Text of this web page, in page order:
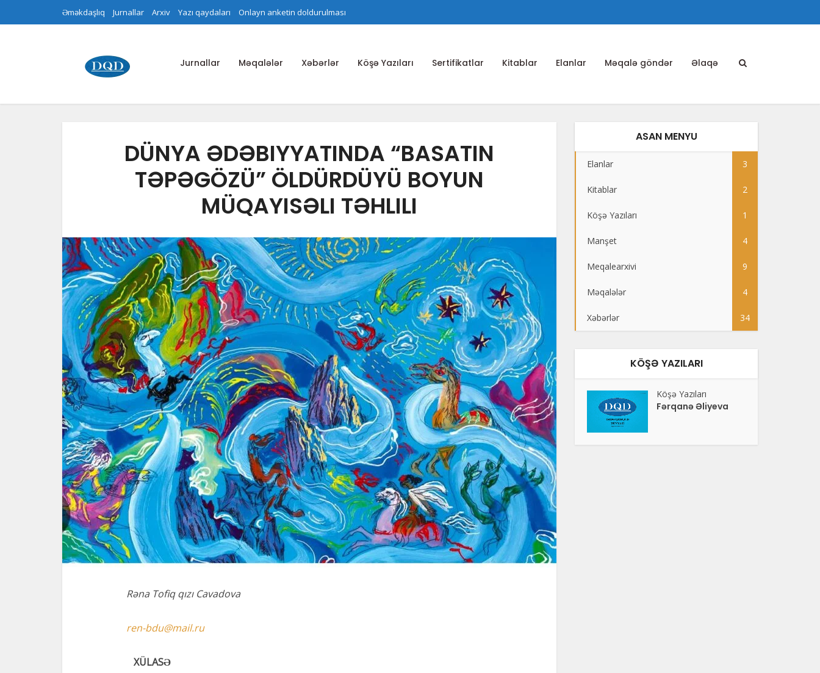
Əməkdaşlıq Jurnallar Arxiv Yazı qaydaları Onlayn anketin doldurulması
Jurnallar Məqalələr Xəbərlər Köşə Yazıları Sertifikatlar Kitablar Elanlar Məqalə göndər Əlaqə
DÜNYA ƏDƏBIYYATINDA “BASATIN
TƏPƏGÖZÜ” ÖLDÜRDÜYÜ BOYUN
MÜQAYISƏLI TƏHLILI
Rəna Tofiq qızı Cavadova
ren-bdu@mail.ru
XÜLASƏ
ASAN MENYU
Elanlar 3
Kitablar 2
Köşə Yazıları 1
Manşet 4
Meqalearxivi 9
Məqalələr 4
Xəbərlər 34
KÖŞƏ YAZILARI
Köşə Yazıları
Fərqanə Əliyeva